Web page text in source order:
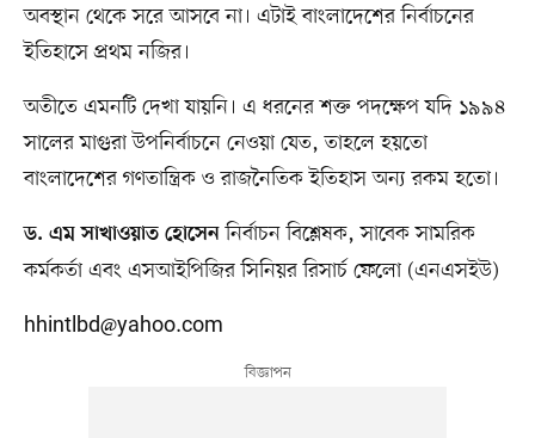
অবস্থান থেকে সরে আসবে না। এটাই বাংলাদেশের নির্বাচনের
ইতিহাসে প্রথম নজির।
অতীতে এমনটি দেখা যায়নি। এ ধরনের শক্ত পদক্ষেপ যদি ১৯৯৪
সালের মাগুরা উপনির্বাচনে নেওয়া যেত, তাহলে হয়তো
বাংলাদেশের গণতান্ত্রিক ও রাজনৈতিক ইতিহাস অন্য রকম হতো।
ড. এম সাখাওয়াত হোসেননির্বাচন বিশ্লেষক, সাবেক সামরিক
কর্মকর্তা এবং এসআইপিজির সিনিয়র রিসার্চ ফেলো (এনএসইউ)
hhintlbd@yahoo.com